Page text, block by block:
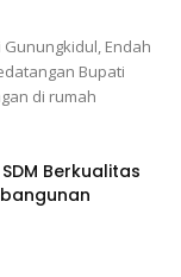
Gunungkidul, Endah
Bupati
di rumah
Berkualitas